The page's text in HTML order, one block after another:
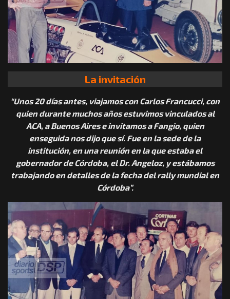
La invitación
“Unos 20 días antes, viajamos con Carlos Francucci, con
quien durante muchos años estuvimos vinculados al
ACA, a Buenos Aires e invitamos a Fangio, quien
enseguida nos dijo que sí. Fue en la sede de la
institución, en una reunión en la que estaba el
gobernador de Córdoba, el Dr. Angeloz, y estábamos
trabajando en detalles de la fecha del rally mundial en
Córdoba”.